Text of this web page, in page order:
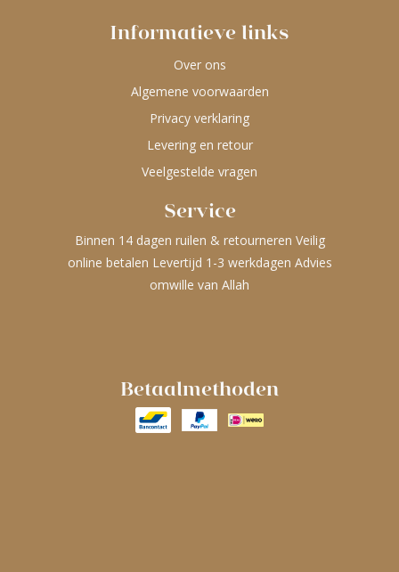
Informatieve links
Over ons
Algemene voorwaarden
Privacy verklaring
Levering en retour
Veelgestelde vragen
Service
Binnen 14 dagen ruilen & retourneren Veilig
online betalen Levertijd 1-3 werkdagen Advies
omwille van Allah
Betaalmethoden